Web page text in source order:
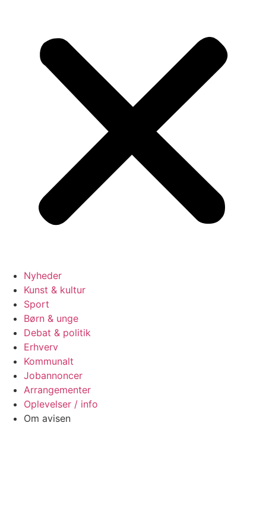
Nyheder
Kunst & kultur
Sport
Børn & unge
Debat & politik
Erhverv
Kommunalt
Jobannoncer
Arrangementer
Oplevelser / info
Om avisen